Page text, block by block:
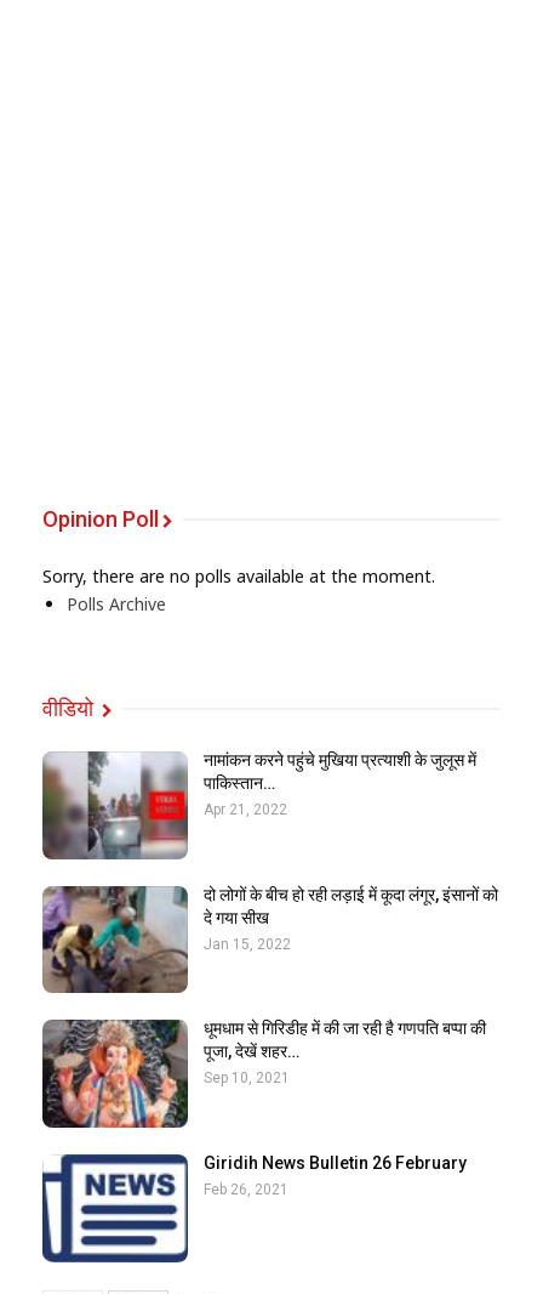
Opinion Poll
Sorry, there are no polls available at the moment.
Polls Archive
वीडियो
नामांकन करने पहुंचे मुखिया प्रत्याशी के जुलूस में
पाकिस्तान…
Apr 21, 2022
दो लोगों के बीच हो रही लड़ाई में कूदा लंगूर, इंसानों को
दे गया सीख
Jan 15, 2022
धूमधाम से गिरिडीह में की जा रही है गणपति बप्पा की
पूजा, देखें शहर…
Sep 10, 2021
Giridih News Bulletin 26 February
Feb 26, 2021